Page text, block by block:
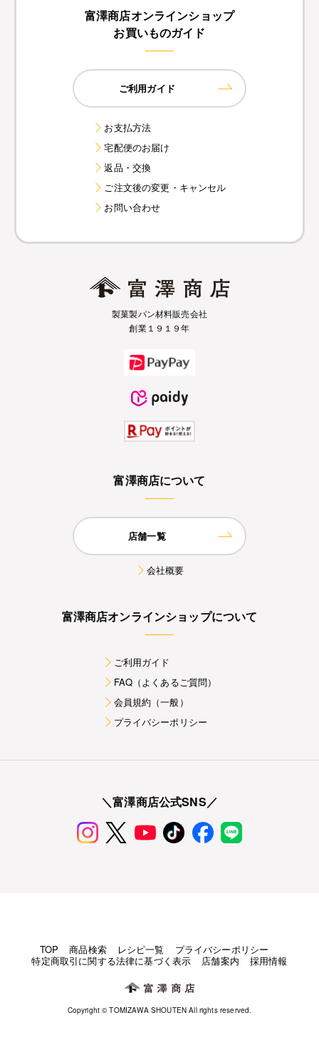
富澤商店オンラインショップ
お買いものガイド
ご利用ガイド
お支払方法
宅配便のお届け
返品・交換
ご注文後の変更・キャンセル
お問い合わせ
製菓製パン材料販売会社
創業１９１９年
富澤商店について
店舗一覧
会社概要
富澤商店オンラインショップについて
ご利用ガイド
FAQ（よくあるご質問）
会員規約（一般）
プライバシーポリシー
＼富澤商店公式SNS／
TOP 商品検索 レシピ一覧
プライバシーポリシー
特定商取引に関する法律に基づく表示
店舗案内 採用情報
Copyright © TOMIZAWA SHOUTEN All rights reserved.